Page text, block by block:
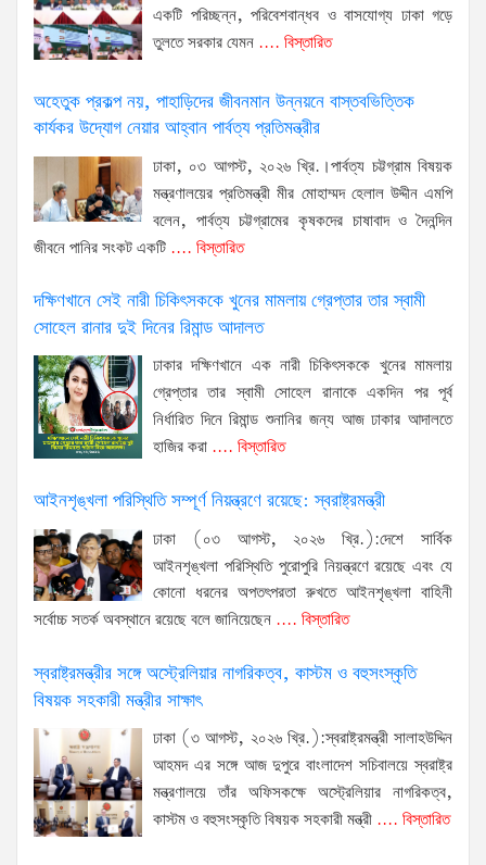
একটি পরিচ্ছন্ন, পরিবেশবান্ধব ও বাসযোগ্য ঢাকা গড়ে
তুলতে সরকার যেমন .... বিস্তারিত
অহেতুক প্রকল্প নয়, পাহাড়িদের জীবনমান উন্নয়নে বাস্তবভিত্তিক
কার্যকর উদ্যোগ নেয়ার আহ্বান পার্বত্য প্রতিমন্ত্রীর
ঢাকা, ০৩ আগস্ট, ২০২৬ খ্রি.।পার্বত্য চট্টগ্রাম বিষয়ক
মন্ত্রণালয়ের প্রতিমন্ত্রী মীর মোহাম্মদ হেলাল উদ্দীন এমপি
বলেন, পার্বত্য চট্টগ্রামের কৃষকদের চাষাবাদ ও দৈনন্দিন
জীবনে পানির সংকট একটি .... বিস্তারিত
দক্ষিণখানে সেই নারী চিকিৎসককে খুনের মামলায় গ্রেপ্তার তার স্বামী
সোহেল রানার দুই দিনের রিমান্ড আদালত
ঢাকার দক্ষিণখানে এক নারী চিকিৎসককে খুনের মামলায়
গ্রেপ্তার তার স্বামী সোহেল রানাকে একদিন পর পূর্ব
নির্ধারিত দিনে রিমান্ড শুনানির জন্য আজ ঢাকার আদালতে
হাজির করা .... বিস্তারিত
আইনশৃঙ্খলা পরিস্থিতি সম্পূর্ণ নিয়ন্ত্রণে রয়েছে: স্বরাষ্ট্রমন্ত্রী
ঢাকা (০৩ আগস্ট, ২০২৬ খ্রি.):দেশে সার্বিক
আইনশৃঙ্খলা পরিস্থিতি পুরোপুরি নিয়ন্ত্রণে রয়েছে এবং যে
কোনো ধরনের অপতৎপরতা রুখতে আইনশৃঙ্খলা বাহিনী
সর্বোচ্চ সতর্ক অবস্থানে রয়েছে বলে জানিয়েছেন .... বিস্তারিত
স্বরাষ্ট্রমন্ত্রীর সঙ্গে অস্ট্রেলিয়ার নাগরিকত্ব, কাস্টম ও বহুসংস্কৃতি
বিষয়ক সহকারী মন্ত্রীর সাক্ষাৎ
ঢাকা (৩ আগস্ট, ২০২৬ খ্রি.):স্বরাষ্ট্রমন্ত্রী সালাহউদ্দিন
আহমদ এর সঙ্গে আজ দুপুরে বাংলাদেশ সচিবালয়ে স্বরাষ্ট্র
মন্ত্রণালয়ে তাঁর অফিসকক্ষে অস্ট্রেলিয়ার নাগরিকত্ব,
কাস্টম ও বহুসংস্কৃতি বিষয়ক সহকারী মন্ত্রী .... বিস্তারিত